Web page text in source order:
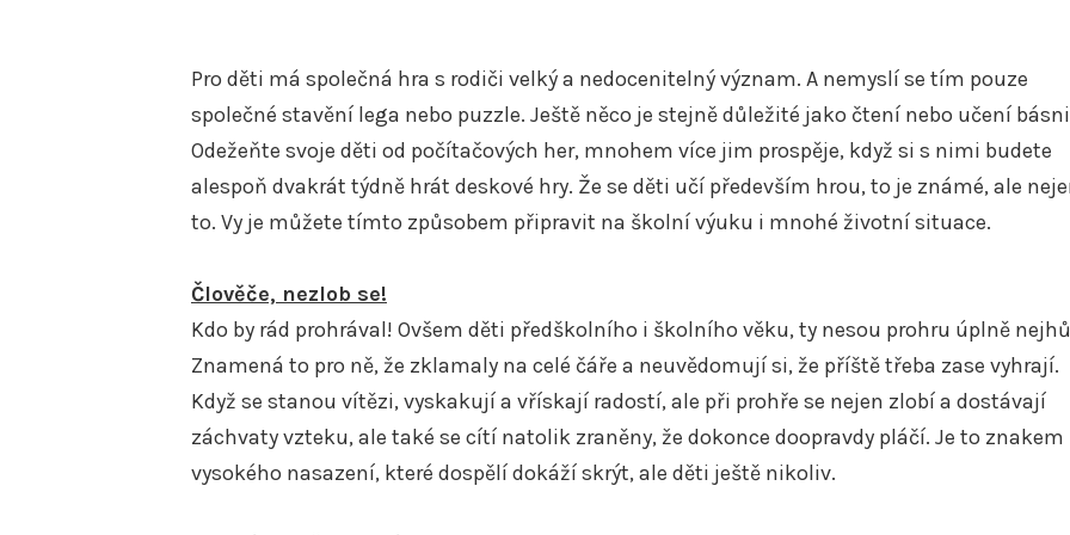
Pro děti má společná hra s rodiči velký a nedocenitelný význam. A nemyslí se tím pouze
společné stavění lega nebo puzzle. Ještě něco je stejně důležité jako čtení nebo učení
Odežeňte svoje děti od počítačových her, mnohem více jim prospěje, když si s nimi budete
alespoň dvakrát týdně hrát deskové hry. Že se děti učí především hrou, to je známé, ale
to. Vy je můžete tímto způsobem připravit na školní výuku i mnohé životní situace.
Člověče, nezlob se!
Kdo by rád prohrával! Ovšem děti předškolního i školního věku, ty nesou prohru úplně
Znamená to pro ně, že zklamaly na celé čáře a neuvědomují si, že příště třeba zase vyhrají.
Když se stanou vítězi, vyskakují a vřískají radostí, ale při prohře se nejen zlobí a dostávají
záchvaty vzteku, ale také se cítí natolik zraněny, že dokonce doopravdy pláčí. Je to znakem
vysokého nasazení, které dospělí dokáží skrýt, ale děti ještě nikoliv.